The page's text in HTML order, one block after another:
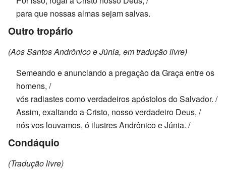
para que nossas almas sejam salvas.
Outro tropário
(Aos Santos Andrônico e Júnia, em tradução livre)
Semeando e anunciando a pregação da Graça entre os
homens, /
vós radiastes como verdadeiros apóstolos do Salvador. /
Assim, exaltando a Cristo, nosso verdadeiro Deus, /
nós vos louvamos, ó ilustres Andrônico e Júnia. /
Condáquio
(Tradução livre)